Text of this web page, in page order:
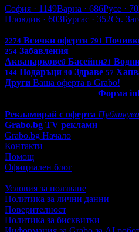
София · 1149Варна · 686Русе · 70
Пловдив · 603Бургас · 352Ст.
2274 Всички оферти 791
254 Забавления
Аквапаркове8 Басейни21
144 Подаръци 90 Здраве 57
Други Ваша оферта в Grabo!
Форма
Рекламирай с оферта
Grabo.bg TV реклами
Grabo.bg Начало
Контакти
Помощ
Официален блог
Условия за ползване
Политика за лични данни
Поверителност
Политика за бисквитки